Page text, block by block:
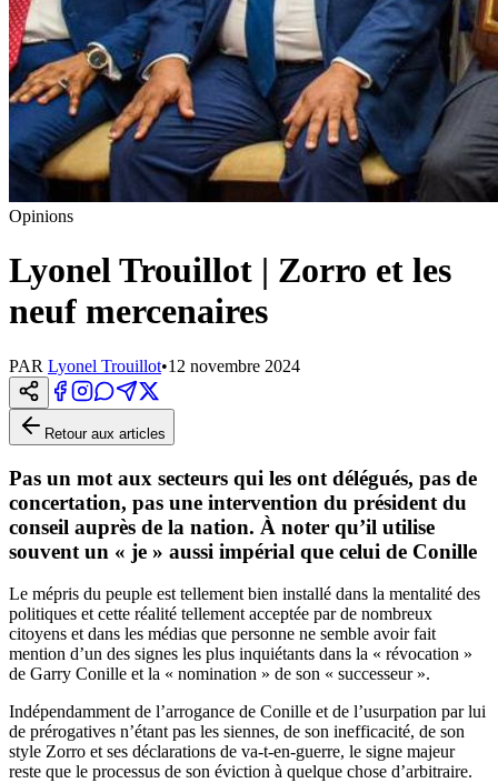
Opinions
Lyonel Trouillot | Zorro et les
neuf mercenaires
PAR Lyonel Trouillot•12 novembre 2024
Retour aux articles
Pas un mot aux secteurs qui les ont délégués, pas de
concertation, pas une intervention du président du
conseil auprès de la nation. À noter qu’il utilise
souvent un « je » aussi impérial que celui de Conille
Le mépris du peuple est tellement bien installé dans la mentalité des
politiques et cette réalité tellement acceptée par de nombreux
citoyens et dans les médias que personne ne semble avoir fait
mention d’un des signes les plus inquiétants dans la « révocation »
de Garry Conille et la « nomination » de son « successeur ».
Indépendamment de l’arrogance de Conille et de l’usurpation par lui
de prérogatives n’étant pas les siennes, de son inefficacité, de son
style Zorro et ses déclarations de va-t-en-guerre, le signe majeur
reste que le processus de son éviction à quelque chose d’arbitraire.